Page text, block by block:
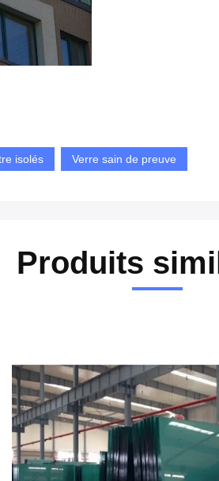
isolés Verre sain de preuve
Produits